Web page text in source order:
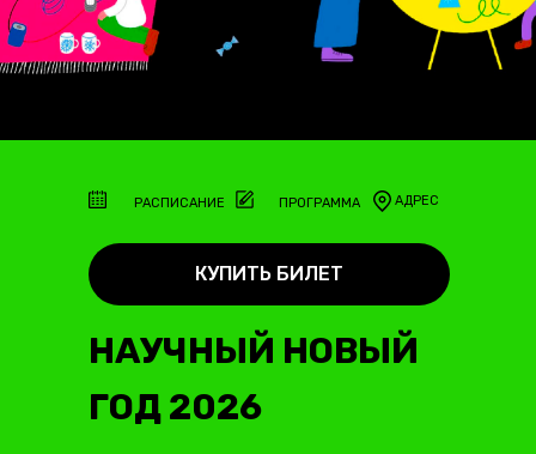
НАУЧНЫЙ НОВЫЙ
ГОД 2026
РАСПИСАНИЕ ПРОГРАММА
КУПИТЬ БИЛЕТ
АДРЕС